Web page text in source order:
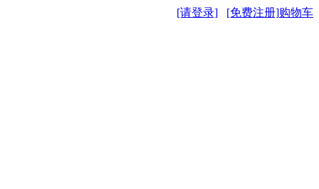
[请登录] [免费注册]购物车